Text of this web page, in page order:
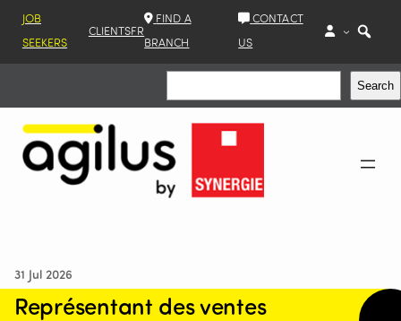
JOB
SEEKERS
CLIENTSFR
FIND A
BRANCH
CONTACT
US
Search
31 Jul 2026
Représentant des ventes